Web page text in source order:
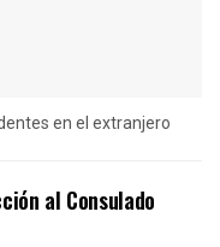
en el extranjero
al Consulado